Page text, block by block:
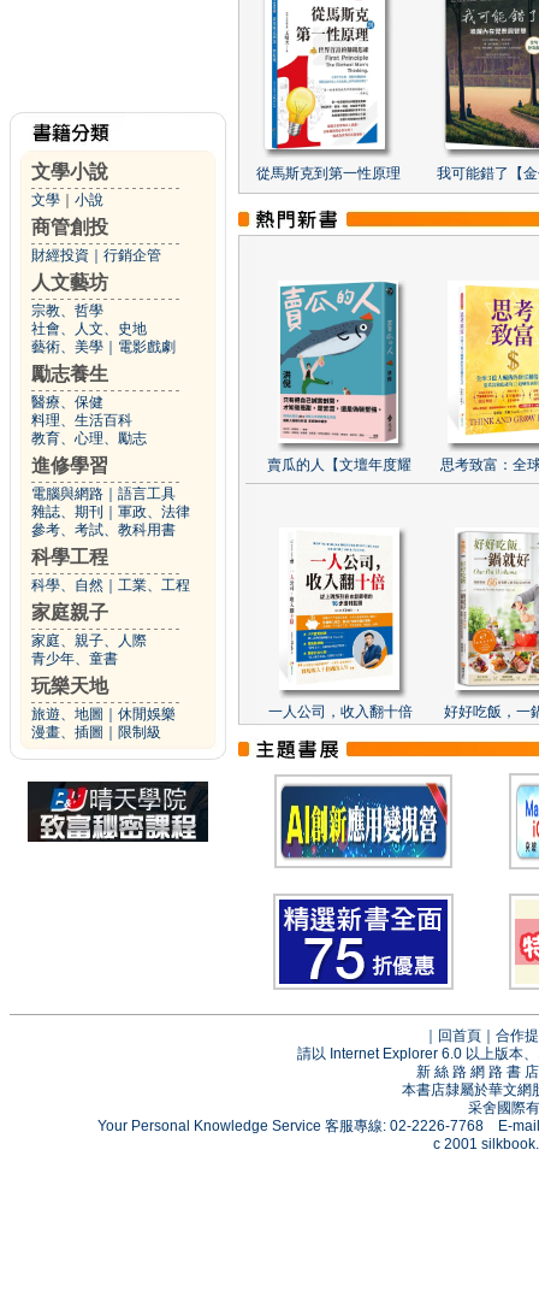
文學小說
文學 小說
商管創投
財經投資 行銷企管
人文藝坊
宗教、哲學
社會、人文、史地
藝術、美學
電影戲劇
勵志養生
醫療、保健
料理、生活百科
教育、心理、勵志
進修學習
電腦與網路
語言工具
雜誌、期刊
軍政、法律
參考、考試、教科用書
科學工程
科學、自然 工業、工程
家庭親子
家庭、親子、人際
青少年、童書
玩樂天地
旅遊、地圖
休閒娛樂
漫畫、插圖
限制級
從馬斯克到第一性原理 我可能錯了【
賣瓜的人【文壇年度耀 思考致富：全
一人公司，收入翻十倍 好好吃飯，一
回首頁
合作
請以 Internet Explorer 6.0 以上版本
新 絲 路 網 路 書
本書店隸屬於華文網
采舍國際
Your Personal Knowledge Service 客服專線: 02-2226-7768 E-
c 2001